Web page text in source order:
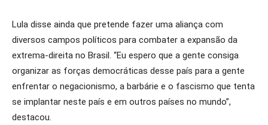
Lula disse ainda que pretende fazer uma aliança com
diversos campos políticos para combater a expansão da
extrema-direita no Brasil. “Eu espero que a gente consiga
organizar as forças democráticas desse país para a gente
enfrentar o negacionismo, a barbárie e o fascismo que tenta
se implantar neste país e em outros países no mundo”,
destacou.